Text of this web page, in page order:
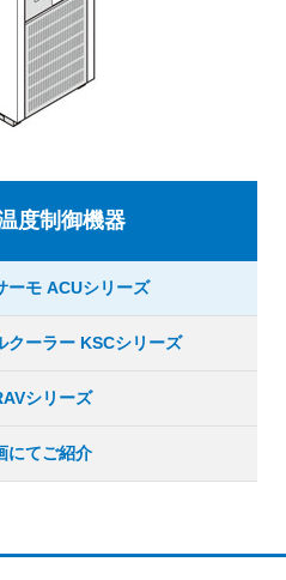
度制御機器
ーモ ACUシリーズ
クーラー KSCシリーズ
シリーズ
にてご紹介